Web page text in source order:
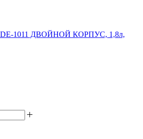
DE-1011 ДВОЙНОЙ КОРПУС, 1,8л,